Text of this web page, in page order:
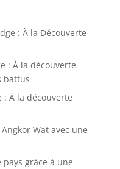
: À la Découverte
: À la découverte
battus
: À la découverte
Wat avec une
pays grâce à une